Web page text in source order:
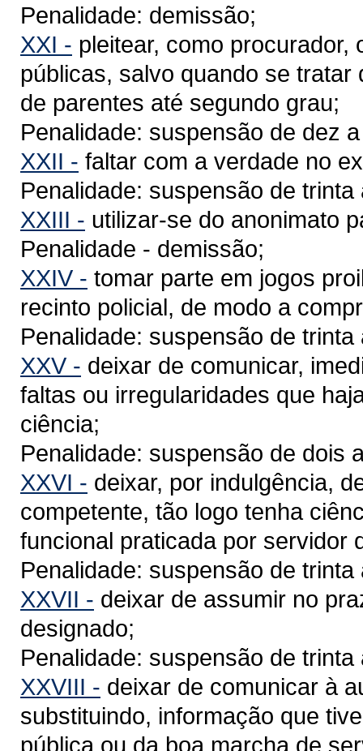
Penalidade: demissão;
XXI - pleitear, como procurador,
públicas, salvo quando se
de parentes até segundo grau;
Penalidade: suspensão de dez
XXII - faltar com a verdade no
Penalidade: suspensão de
XXIII - utilizar-se do anonimato
Penalidade - demissão;
XXIV - tomar parte em jogos
recinto policial, de modo a
Penalidade: suspensão de
XXV - deixar de comunicar,
faltas ou irregularidades que
ciência;
Penalidade: suspensão de dois
XXVI - deixar, por indulgência,
competente, tão logo tenha
funcional praticada por servidor
Penalidade: suspensão de
XXVII - deixar de assumir no
designado;
Penalidade: suspensão de
XXVIII - deixar de comunicar à
substituindo, informação que
pública ou da boa marcha de